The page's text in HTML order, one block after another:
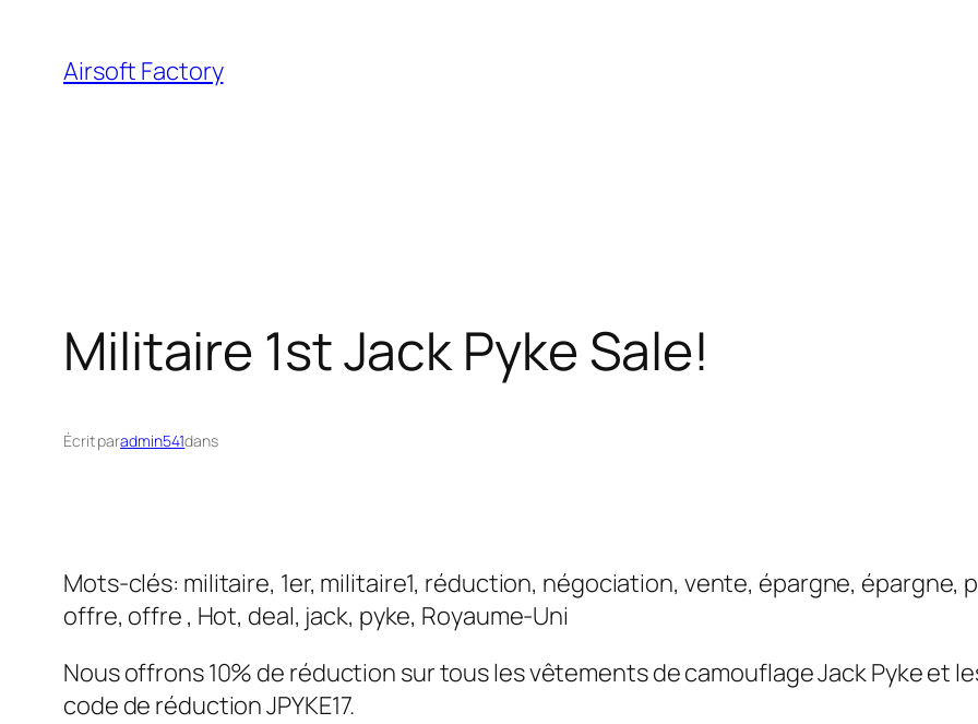
contenu
Airsoft Factory
Militaire 1st Jack Pyke Sale!
Écrit paradmin541dans
Mots-clés: militaire, 1er, militaire1, réduction, négociation, vente, épargne,
offre, offre , Hot, deal, jack, pyke, Royaume-Uni
Nous offrons 10% de réduction sur tous les vêtements de camouflage Jack Pyke et
code de réduction JPYKE17.